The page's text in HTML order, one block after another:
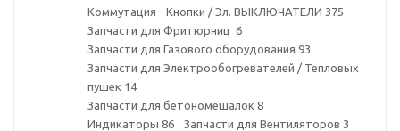
Коммутация - Кнопки / Эл. ВЫКЛЮЧАТЕЛИ 375
Запчасти для Фритюрниц 6
Запчасти для Газового оборудования 93
Запчасти для Электрообогревателей / Тепловых
пушек 14
Запчасти для бетономешалок 8
Индикаторы 86 Запчасти для Вентиляторов 3